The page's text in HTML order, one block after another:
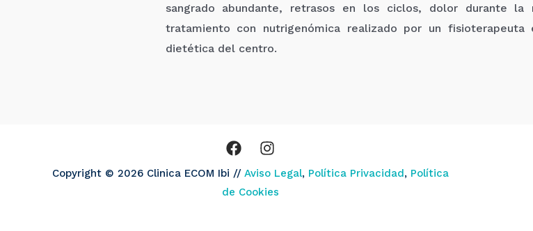
sangrado abundante, retrasos en los ciclos, dolor durante
tratamiento con nutrigenómica realizado por un
dietética del centro.
Copyright © 2026 Clinica ECOM Ibi // Aviso Legal, Política Privacidad, Política
de Cookies